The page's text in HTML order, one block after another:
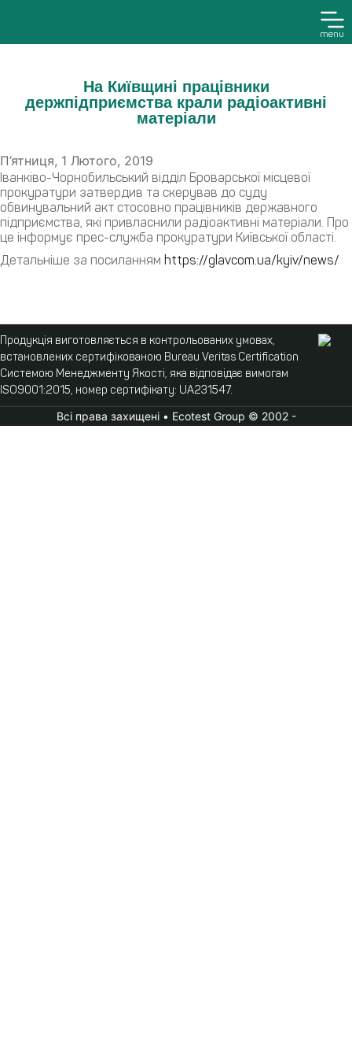
menu
На Київщині працівники
держпідприємства крали радіоактивні
матеріали
П’ятниця, 1 Лютого, 2019
Іванківо-Чорнобильський відділ Броварської місцевої
прокуратури затвердив та скерував до суду
обвинувальний акт стосовно працівників державного
підприємства, які привласнили радіоактивні матеріали. Про
це інформує прес-служба прокуратури Київської області.
Детальніше за посиланням https://glavcom.ua/kyiv/news/
Продукція виготовляється в контрольованих умовах,
встановлених сертифікованою Bureau Veritas Certification
Системою Менеджменту Якості, яка відповідає вимогам
ISO9001:2015, номер сертифікату: UA231547.
Всі права захищені • Ecotest Group © 2002 -